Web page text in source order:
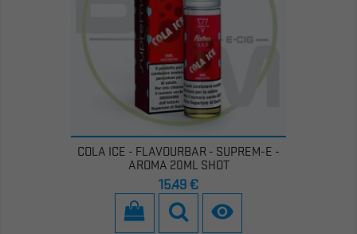
COLA ICE - FLAVOURBAR - SUPREM-E -
AROMA 20ML SHOT
Prezzo
15,49 €
